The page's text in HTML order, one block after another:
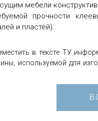
мебели
прочности
и пластей).
в тексте ТУ
используемой для